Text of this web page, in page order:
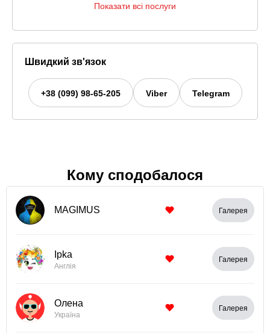
Показати всі послуги
Швидкий зв'язок
+38 (099) 98-65-205 Viber Telegram
Кому сподобалося
MAGIMUS Галерея
Iрka
Англія
Галерея
Олена
Україна
Галерея